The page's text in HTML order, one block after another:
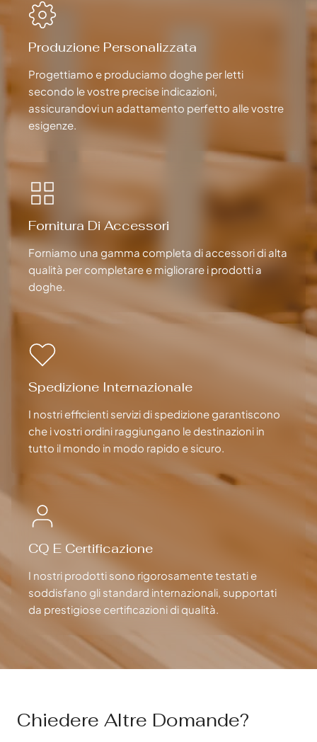
Produzione Personalizzata
Progettiamo e produciamo doghe per letti
secondo le vostre precise indicazioni,
assicurandovi un adattamento perfetto alle vostre
esigenze.
Fornitura Di Accessori
Forniamo una gamma completa di accessori di alta
qualità per completare e migliorare i prodotti a
doghe.
Spedizione Internazionale
I nostri efficienti servizi di spedizione garantiscono
che i vostri ordini raggiungano le destinazioni in
tutto il mondo in modo rapido e sicuro.
CQ E Certificazione
I nostri prodotti sono rigorosamente testati e
soddisfano gli standard internazionali, supportati
da prestigiose certificazioni di qualità.
Chiedere Altre Domande?